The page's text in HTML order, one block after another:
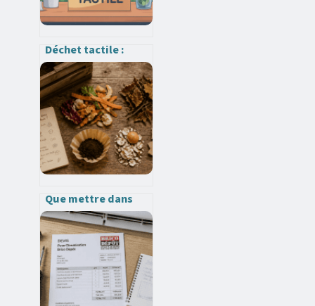
Déchet tactile :
comment les
réduire et mieux
gérer au quotidien
Que mettre dans
votre composteur ?
Maîtrisez
l’équilibre entre
matières vertes et
brunes pour un
terreau fertile